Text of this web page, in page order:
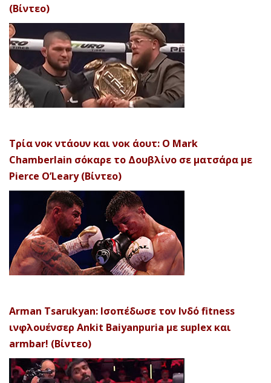
(Βίντεο)
Τρία νοκ ντάουν και νοκ άουτ: Ο Mark
Chamberlain σόκαρε το Δουβλίνο σε ματσάρα με
Pierce O’Leary (Βίντεο)
Arman Tsarukyan: Ισοπέδωσε τον Ινδό fitness
ινφλουένσερ Ankit Baiyanpuria με suplex και
armbar! (Βίντεο)